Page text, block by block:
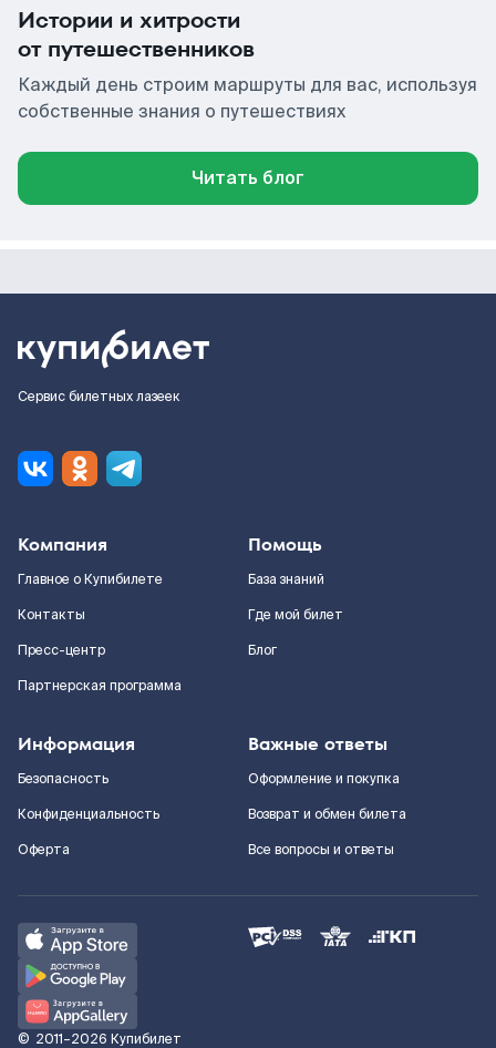
Истории и хитрости
от путешественников
Каждый день строим маршруты для вас, используя
собственные знания о путешествиях
Читать блог
Сервис билетных лазеек
Компания
Главное о Купибилете
Контакты
Пресс-центр
Партнерская программа
Помощь
База знаний
Где мой билет
Блог
Информация
Безопасность
Конфиденциальность
Оферта
Важные ответы
Оформление и покупка
Возврат и обмен билета
Все вопросы и ответы
© 2011–2026 Купибилет